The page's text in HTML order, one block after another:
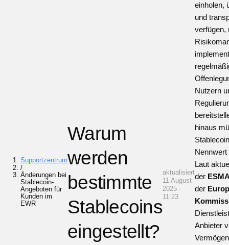
Supportzentrum
/
Änderungen bei
Stablecoin-
Angeboten für
Kunden im
EWR
Warum
werden
bestimmte
Stablecoins
eingestellt?
aktualisiert
11 August
2025 ·
11:23
einholen,
und
verfügen,
Nutzern
hinaus
Laut
der
der
Anbieter